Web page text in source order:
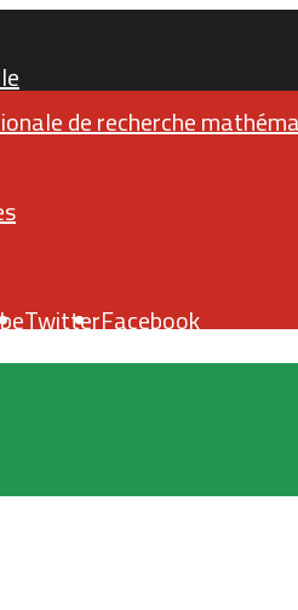
de recherche
TwitterFacebook